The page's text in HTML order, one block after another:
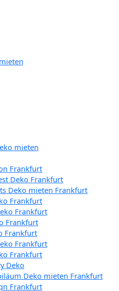
mieten
Frankfurt
Deko Frankfurt
Deko mieten Frankfurt
Frankfurt
Frankfurt
Frankfurt
Frankfurt
Frankfurt
Frankfurt
Deko
Deko mieten Frankfurt
Frankfurt